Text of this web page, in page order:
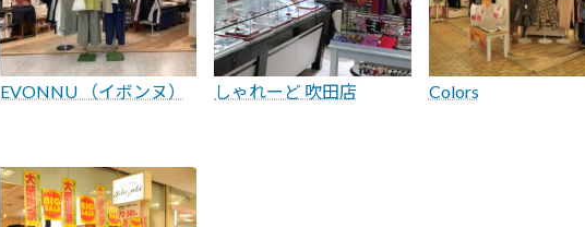
EVONNU （イボンヌ） しゃれーど 吹田店 Colors